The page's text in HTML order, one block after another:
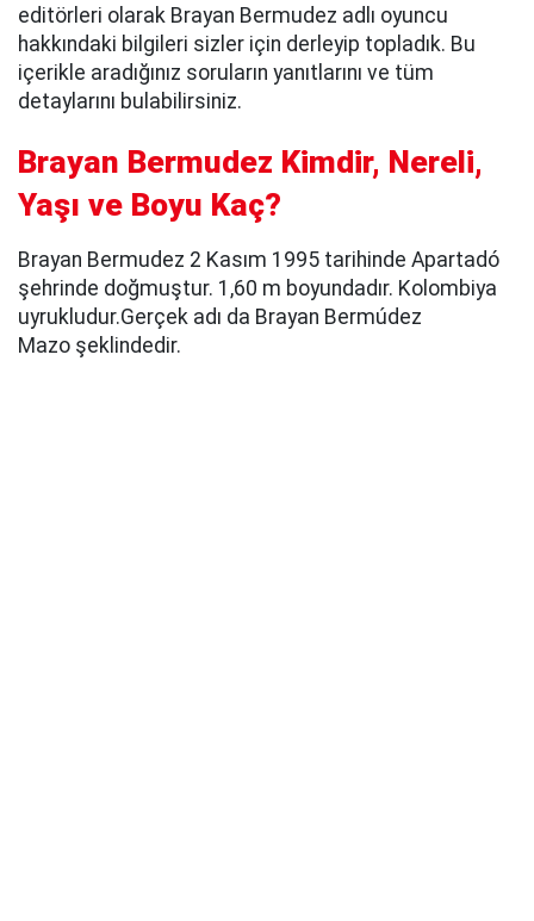
editörleri olarak Brayan Bermudez adlı oyuncu
hakkındaki bilgileri sizler için derleyip topladık. Bu
içerikle aradığınız soruların yanıtlarını ve tüm
detaylarını bulabilirsiniz.
Brayan Bermudez Kimdir, Nereli,
Yaşı ve Boyu Kaç?
Brayan Bermudez 2 Kasım 1995 tarihinde Apartadó
şehrinde doğmuştur. 1,60 m boyundadır. Kolombiya
uyrukludur.Gerçek adı da Brayan Bermúdez
Mazo şeklindedir.